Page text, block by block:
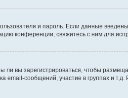
и пароль. Если данные
конференции, свяжитесь с ним для
вы зарегистрироваться, чтобы
сообщений, участие в группах и т.д.